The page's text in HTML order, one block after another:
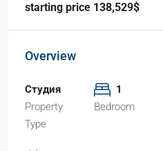
starting price 138,529$
Overview
Студия
Property
Type
1
Bedroom